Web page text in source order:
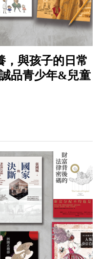
，與孩子的日常
品青少年&兒童